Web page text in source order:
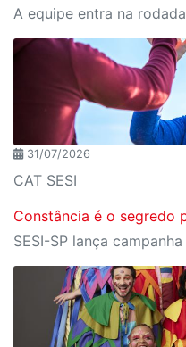
31/07/2026
CAT SESI
Constância é o segredo